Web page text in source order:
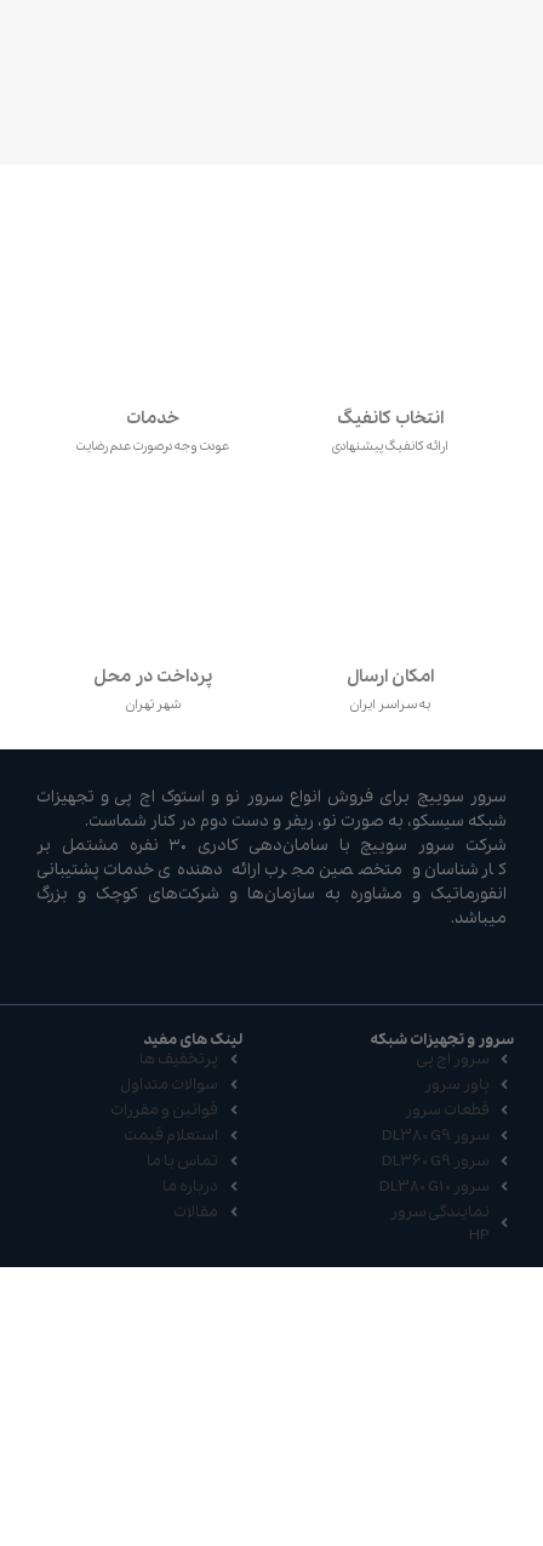
انتخاب کانفیگ
ارائه کانفیگ پیشنهادی
خدمات
عودت وجه درصورت عدم رضایت
امکان ارسال
به سراسر ایران
پرداخت در محل
شهر تهران
سرور سوییچ برای فروش انواع سرور نو و استوک اچ پی و تجهیزات
شبکه سیسکو، به صورت نو، ریفر و دست دوم در کنار شماست.
شرکت سرور سوییچ با سامان‌دهی کادری ۳۰ نفره مشتمل بر
کارشناسان و متخصصین مجرب ارائه دهنده‌ی خدمات پشتیبانی
انفورماتیک و مشاوره به سازمان‌ها و شرکت‌های کوچک و بزرگ
میباشد.
سرور و تجهیزات شبکه
سرور اچ پی
پاور سرور
قطعات سرور
سرور DL380 G9
سرور DL360 G9
سرور DL380 G10
نمایندگی سرور
HP
لینک های مفید
پرتخفیف ها
سوالات متداول
قوانین و مقررات
استعلام قیمت
تماس با ما
درباره ما
مقالات